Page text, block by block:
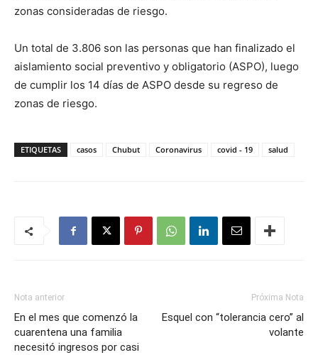
zonas consideradas de riesgo.
Un total de 3.806 son las personas que han finalizado el
aislamiento social preventivo y obligatorio (ASPO), luego
de cumplir los 14 días de ASPO desde su regreso de
zonas de riesgo.
ETIQUETAS casos Chubut Coronavirus covid - 19 salud
Nota anterior
En el mes que comenzó la
cuarentena una familia
necesitó ingresos por casi
Próxima Nota
Esquel con “tolerancia cero” al
volante